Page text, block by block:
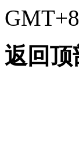
返回顶